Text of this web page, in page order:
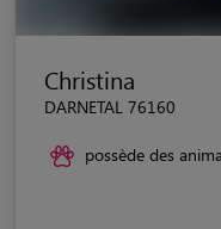
Christina
DARNETAL 76160
possède des